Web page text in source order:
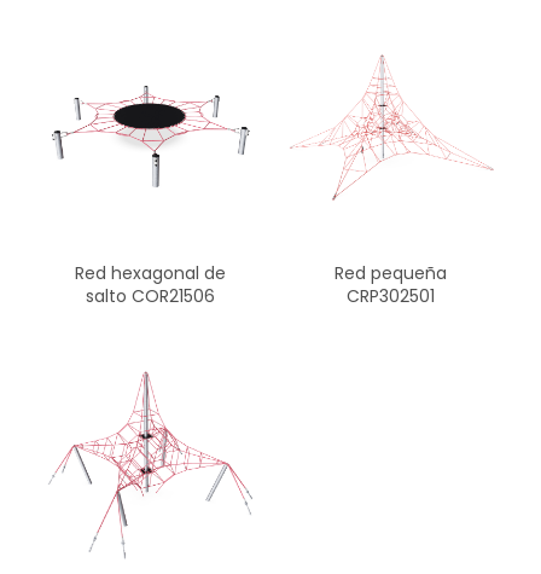
Red hexagonal de
salto COR21506
Red pequeña
CRP302501